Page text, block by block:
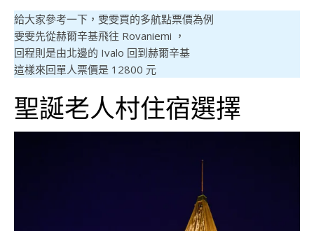
給大家參考一下，雯雯買的多航點票價為例
雯雯先從赫爾辛基飛往 Rovaniemi ，
回程則是由北邊的 Ivalo 回到赫爾辛基
這樣來回單人票價是 12800 元
聖誕老人村住宿選擇